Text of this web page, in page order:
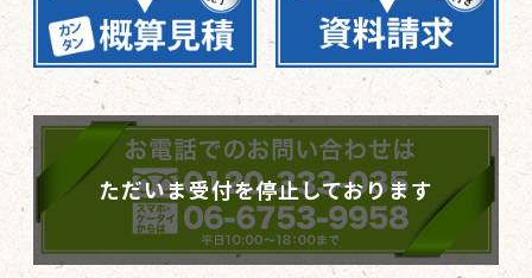
ただいま受付を停止しております